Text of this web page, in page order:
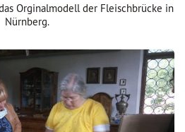
Orginalmodell der Fleischbrücke in
Nürnberg.